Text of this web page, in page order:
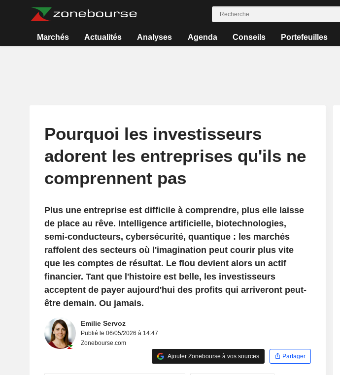
Marchés Actualités Analyses Agenda Conseils Portefeuilles
Pourquoi les investisseurs
adorent les entreprises qu'ils ne
comprennent pas
Plus une entreprise est difficile à comprendre, plus elle laisse
de place au rêve. Intelligence artificielle, biotechnologies,
semi-conducteurs, cybersécurité, quantique : les marchés
raffolent des secteurs où l'imagination peut courir plus vite
que les comptes de résultat. Le flou devient alors un actif
financier. Tant que l'histoire est belle, les investisseurs
acceptent de payer aujourd'hui des profits qui arriveront peut-
être demain. Ou jamais.
Emilie Servoz
Publié le 06/05/2026 à 14:47
Zonebourse.com
Ajouter Zonebourse à vos sources
Partager